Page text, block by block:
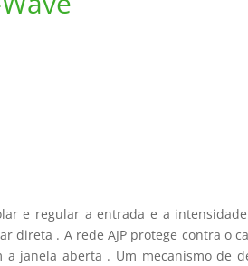
e regular a entrada e a
direta . A rede AJP protege contra o
janela aberta . Um mecanismo